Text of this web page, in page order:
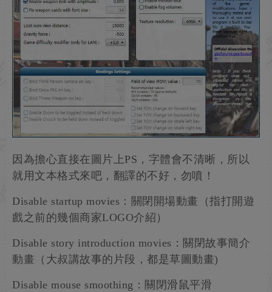
因為擔心直接在圖片上PS，字體會不清晰，所以
就用文本格式來吧，翻譯的不好，勿噴！
Disable startup movies：關閉開場動畫（指打開遊
戲之前的幾個商家LOGO介紹）
Disable story introduction movies：關閉故事簡介
動畫（大叔講故事的片段，都是草圖動畫)
Disable mouse smoothing：關閉滑鼠平滑